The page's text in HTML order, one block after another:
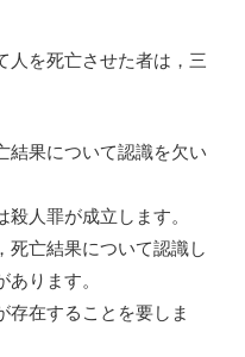
を死亡させた者は，三
結果について認識を欠い
人罪が成立します。
死亡結果について認識し
ります。
存在することを要しま